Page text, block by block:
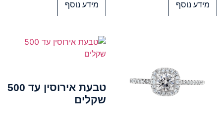
מידע נוסף מידע נוסף
טבעת אירוסין עד 500
שקלים